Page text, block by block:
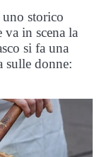
storico
in scena la
si fa una
sulle donne: